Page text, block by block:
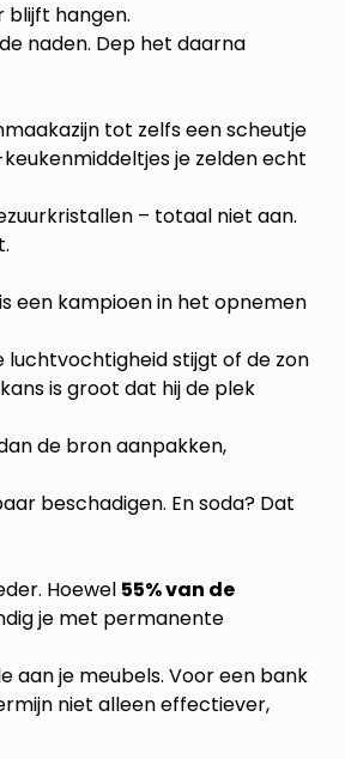
blijft hangen.
naden. Dep het daarna
tot zelfs een scheutje
je zelden echt
– totaal niet aan.
een kampioen in het opnemen
luchtvochtigheid stijgt of de zon
is groot dat hij de plek
de bron aanpakken,
beschadigen. En soda? Dat
Hoewel 55% van de
je met permanente
aan je meubels. Voor een bank
niet alleen effectiever,